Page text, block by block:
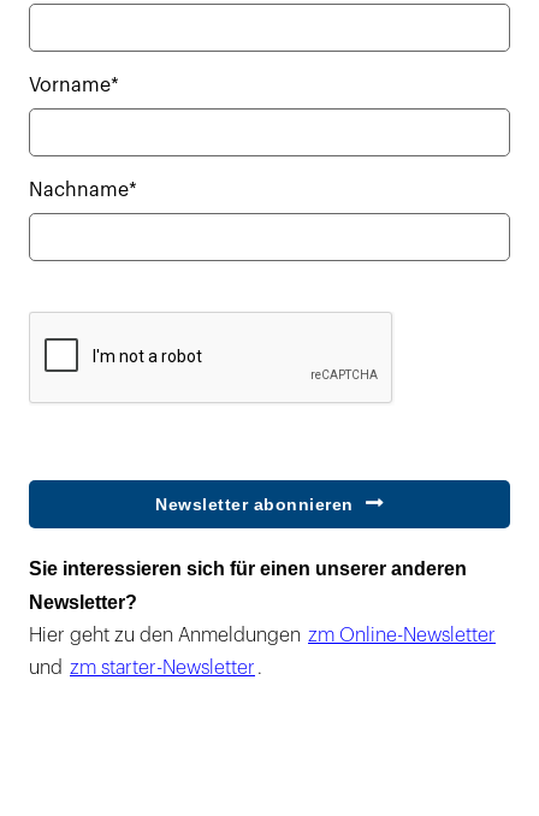
Vorname*
Nachname*
Newsletter abonnieren
Sie interessieren sich für einen unserer anderen
Newsletter?
Hier geht zu den Anmeldungen zm Online-Newsletter
und zm starter-Newsletter .